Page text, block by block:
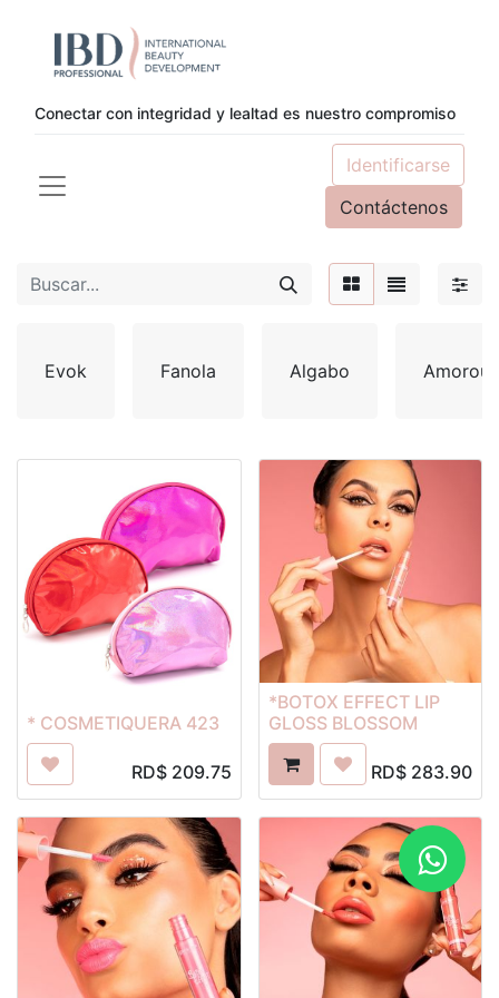
Conectar con integridad y lealtad es nuestro compromiso
Identificarse
Contáctenos
Evok Fanola Algabo Amorous
* COSMETIQUERA 423
RD$ 209.75
*BOTOX EFFECT LIP
GLOSS BLOSSOM
RD$ 283.90